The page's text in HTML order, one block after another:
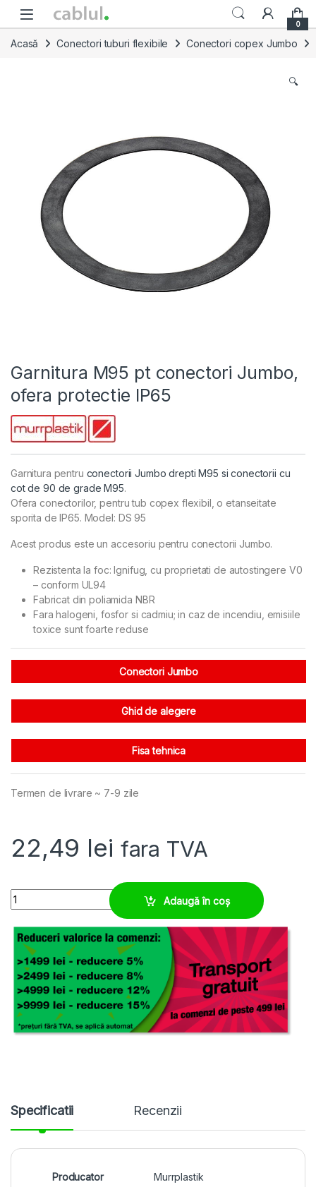
Skip to navigation
Skip to content
0
Acasă Conectori tuburi flexibile Conectori copex Jumbo
🔍
Garnitura M95 pt conectori Jumbo,
ofera protectie IP65
Garnitura pentru conectorii Jumbo drepti M95 si conectorii cu
cot de 90 de grade M95.
Ofera conectorilor, pentru tub copex flexibil, o etanseitate
sporita de IP65. Model: DS 95
Acest produs este un accesoriu pentru conectorii Jumbo.
Rezistenta la foc: Ignifug, cu proprietati de autostingere V0
– conform UL94
Fabricat din poliamida NBR
Fara halogeni, fosfor si cadmiu; in caz de incendiu, emisiile
toxice sunt foarte reduse
Conectori Jumbo
Ghid de alegere
Fisa tehnica
Termen de livrare ~ 7-9 zile
22,49 lei fara TVA
Garnitura M95 pt conectori Jumbo, ofera protectie IP65 quantity
Adaugă în coș
Specificatii Recenzii
Producator Murrplastik